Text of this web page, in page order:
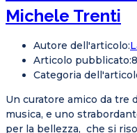
Michele Trenti
Autore dell'articolo:
Articolo pubblicato:
Categoria
Un curatore amico da tre
musica, e uno
per la bellezza, che si